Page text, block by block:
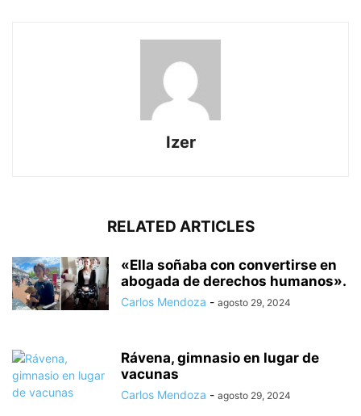
Izer
RELATED ARTICLES
«Ella soñaba con convertirse en
abogada de derechos humanos».
Carlos Mendoza - agosto 29, 2024
Rávena, gimnasio en lugar de
vacunas
Carlos Mendoza - agosto 29, 2024